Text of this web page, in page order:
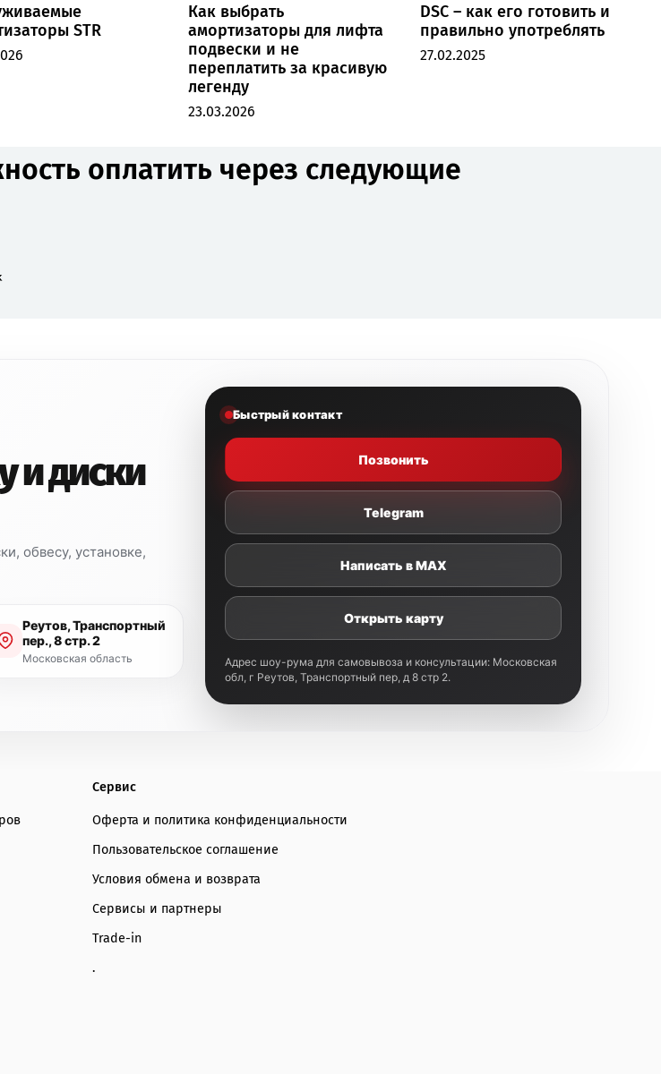
STR
Как выбрать
амортизаторы для лифта
подвески и не
переплатить за красивую
легенду
23.03.2026
DSC – как его готовить и
правильно употреблять
27.02.2025
оплатить через следующие
и диски
обвесу, установке,
Реутов, Транспортный
пер., 8 стр. 2
Московская область
Быстрый контакт
Позвонить
Telegram
Написать в MAX
Открыть карту
Адрес шоу-рума для самовывоза и консультации: Московская
обл, г Реутов, Транспортный пер, д 8 стр 2.
Сервис
Оферта и политика конфиденциальности
Пользовательское соглашение
Условия обмена и возврата
Сервисы и партнеры
Trade-in
.